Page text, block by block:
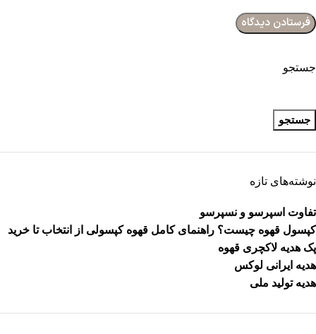
جستجو
جستجو
نوشته‌های تازه
تفاوت اسپرسو و نسپرسو
کپسول قهوه چیست؟ راهنمای کامل قهوه کپسولی از انتخاب تا خرید
پک هدیه لاکچری قهوه
هدیه ایرانی لوکس
هدیه تولید ملی